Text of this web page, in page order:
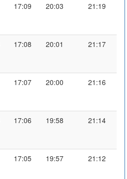
17:09 20:03 21:19
17:08 20:01 21:17
17:07 20:00 21:16
17:06 19:58 21:14
17:05 19:57 21:12